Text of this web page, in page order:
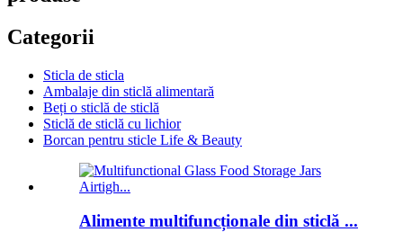
Categorii
Sticla de sticla
Ambalaje din sticlă alimentară
Beți o sticlă de sticlă
Sticlă de sticlă cu lichior
Borcan pentru sticle Life & Beauty
Alimente multifuncționale din sticlă ...